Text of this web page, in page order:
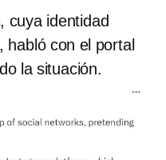
cuya identidad
habló con el portal
la situación.